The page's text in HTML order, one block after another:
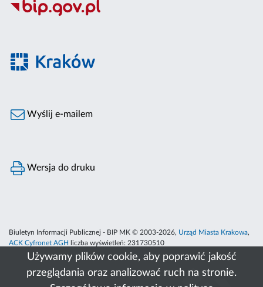
Używamy plików cookie, aby poprawić jakość
przeglądania oraz analizować ruch na stronie.
Wyślij e-mailem
Wersja do druku
Biuletyn Informacji Publicznej - BIP MK © 2003-2026, Urząd Miasta Krakowa,
ACK Cyfronet AGH
liczba wyświetleń: 231730510